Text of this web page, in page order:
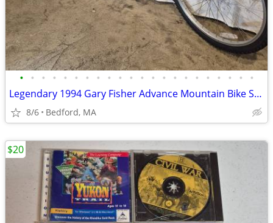
• • • • • • • • • • • • • • • • • • • • • •
Legendary 1994 Gary Fisher Advance Mountain Bike Steel Cro-Molly Frame
8/6 Bedford, MA
$20